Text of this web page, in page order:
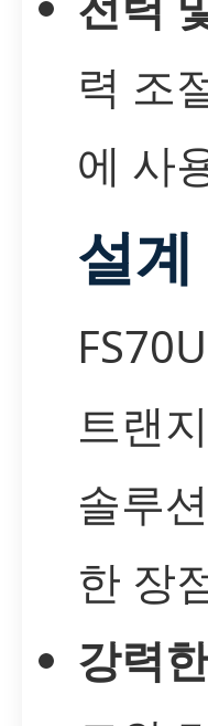
력 조
에 사
설계
트랜
솔루
한 장
강력